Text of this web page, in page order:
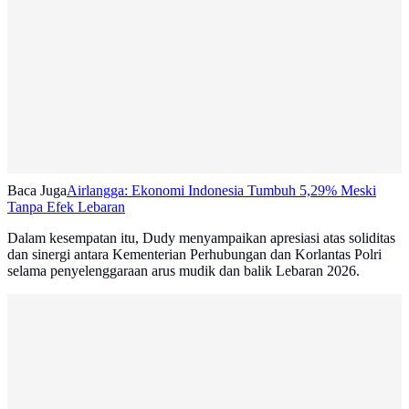
Baca JugaAirlangga: Ekonomi Indonesia Tumbuh 5,29% Meski
Tanpa Efek Lebaran
Dalam kesempatan itu, Dudy menyampaikan apresiasi atas soliditas
dan sinergi antara Kementerian Perhubungan dan Korlantas Polri
selama penyelenggaraan arus mudik dan balik Lebaran 2026.